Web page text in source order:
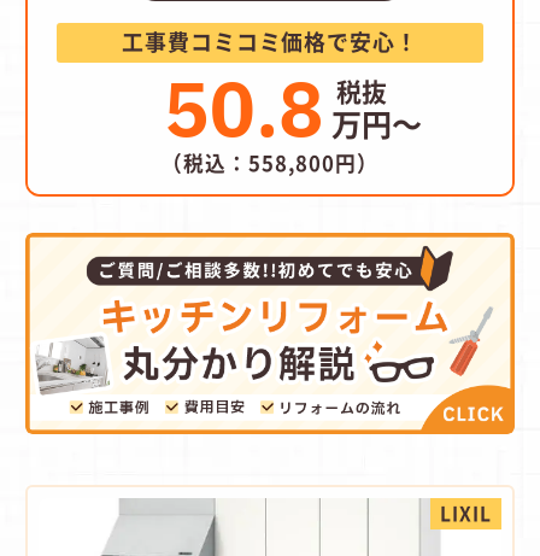
工事費コミコミ価格で安心！
50.8 万円～
（税込：558,800円）
LIXIL